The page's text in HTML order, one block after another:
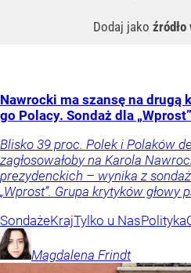
Dodaj jako źródło
Nawrocki ma szansę na drugą
go Polacy. Sondaż dla „Wprost”
Blisko 39 proc. Polek i Polaków
zagłosowałoby na Karola
prezydenckich – wynika z
„Wprost”. Grupa krytyków głowy
SondażeKrajTylko u NasPolityka
Magdalena Frindt